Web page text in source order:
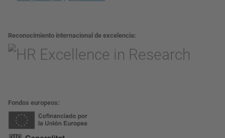
Reconocimiento internacional de excelencia
Fondos europeos